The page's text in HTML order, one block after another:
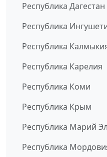
Республика Дагестан
Республика
Республика
Республика Карелия
Республика Коми
Республика Крым
Республика Марий Эл
Республика